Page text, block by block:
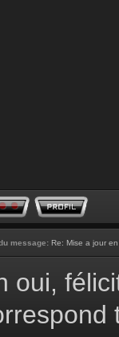
message: Re: Mise a jour
oui,